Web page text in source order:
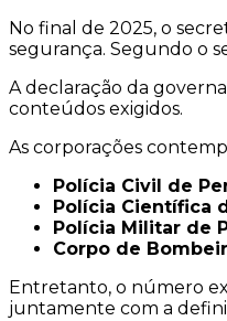
No final de 2025, o
segurança. Segundo o
A declaração da
conteúdos exigidos.
As corporações
Polícia Civil de
Polícia Científica
Polícia Militar de
Corpo de
Entretanto, o número
juntamente com a